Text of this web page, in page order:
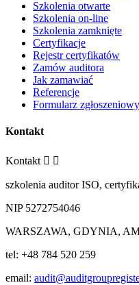
Szkolenia otwarte
Szkolenia on-line
Szkolenia zamknięte
Certyfikacje
Rejestr certyfikatów
Zamów auditora
Jak zamawiać
Referencje
Formularz zgłoszeniowy
Kontakt
Kontakt  
szkolenia auditor ISO,
NIP 5272754046
WARSZAWA, GDYNIA,
tel: +48 784 520 259
email: